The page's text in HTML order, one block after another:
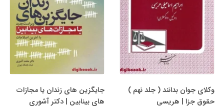
وکلای جوان بدانند ( جلد نهم )
حقوق جزا | هریسی
جایگزین های زندان یا مجازات
های بینابین | دکتر آشوری